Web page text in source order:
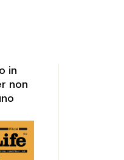
in
non